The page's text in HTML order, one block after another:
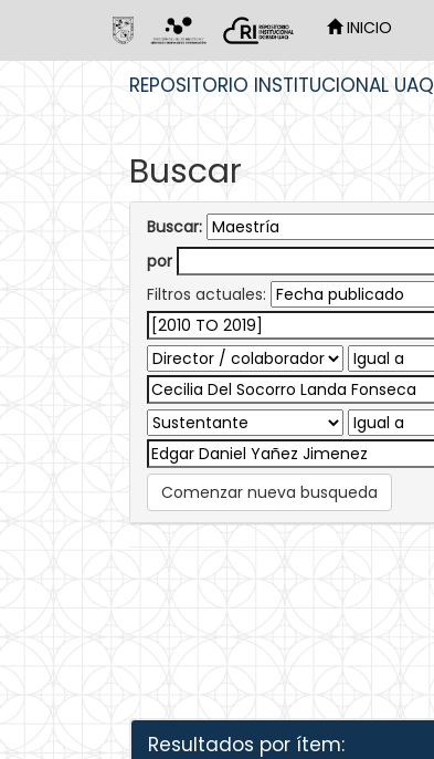
INICIO
REPOSITORIO INSTITUCIONAL UAQ
Buscar
Buscar:
por
Filtros actuales:
Comenzar nueva busqueda
Resultados por ítem: